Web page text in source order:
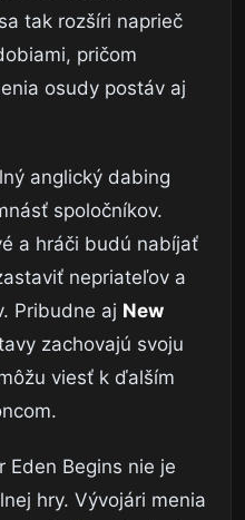
tak rozšíri naprieč
pričom
osudy postáv aj
anglický dabing
spoločníkov.
a hráči budú nabíjať
nepriateľov a
Pribudne aj New
zachovajú svoju
viesť k ďalším
Eden Begins nie je
hry. Vývojári menia